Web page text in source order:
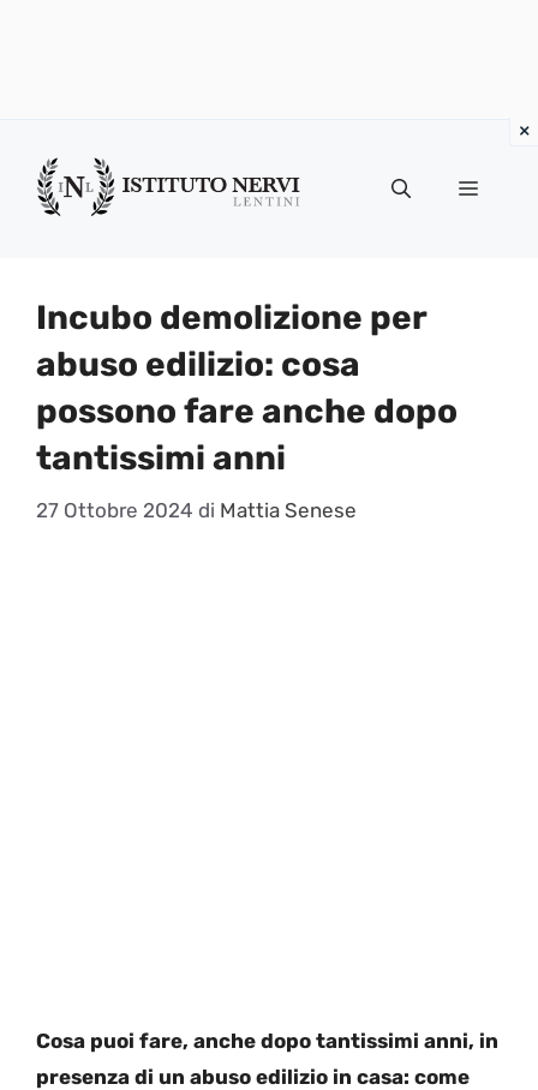
contenuto
Menu
Incubo demolizione per
abuso edilizio: cosa
possono fare anche dopo
tantissimi anni
27 Ottobre 2024 di Mattia Senese
Cosa puoi fare, anche dopo tantissimi anni, in
presenza di un abuso edilizio in casa: come